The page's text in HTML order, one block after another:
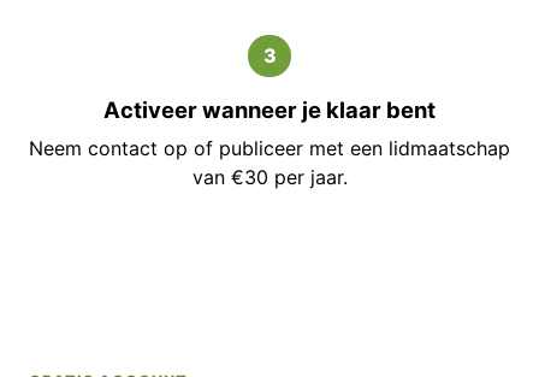
3
Activeer wanneer je klaar bent
Neem contact op of publiceer met een lidmaatschap
van €30 per jaar.